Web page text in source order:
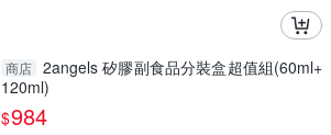
商店 2angels 矽膠副食品分裝盒超值組(60ml+
120ml)
$984